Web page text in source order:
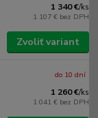
1 340 €/ks
1 107 € bez DPH
Zvoliť variant
1 260 €/ks
1 041 € bez DPH
do 10 dní